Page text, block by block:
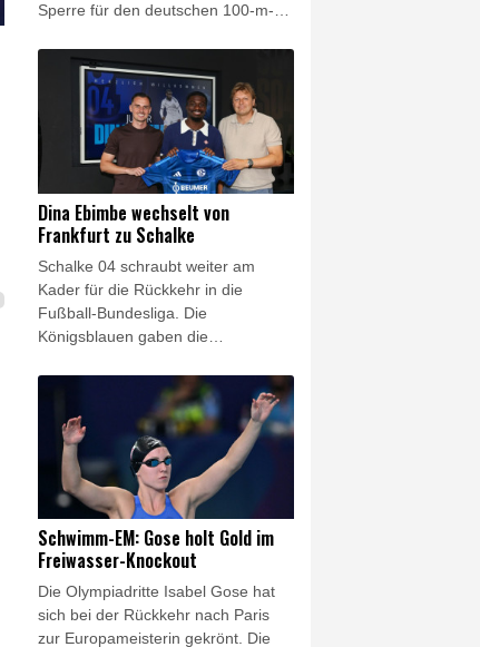
Sperre für den deutschen 100-m-
Sanktionsvorschlag teilte die NADA
am Freitag mit. Wird er akzeptiert,
reduziert sich die Dauer
automatisch auf drei Jahre.
Dina Ebimbe wechselt von
Frankfurt zu Schalke
Schalke 04 schraubt weiter am
Kader für die Rückkehr in die
Fußball-Bundesliga. Die
Königsblauen gaben die
Ebimbe bekannt, der rechte
Außenbahnspieler war vom
Ligakonkurrenten Eintracht
Frankfurt aussortiert worden. Auf
Schalke unterschrieb der gebürtige
Franzose einen Vertrag bis 2028.
Der 25-Jährige war 2022 zur
Eintracht gewechselt, in der
vergangenen Saison allerdings
bereits an den französischen Klub
Stade Brest ausgeliehen worden.
Schwimm-EM: Gose holt Gold im
Freiwasser-Knockout
Die Olympiadritte Isabel Gose hat
sich bei der Rückkehr nach Paris
zur Europameisterin gekrönt. Die